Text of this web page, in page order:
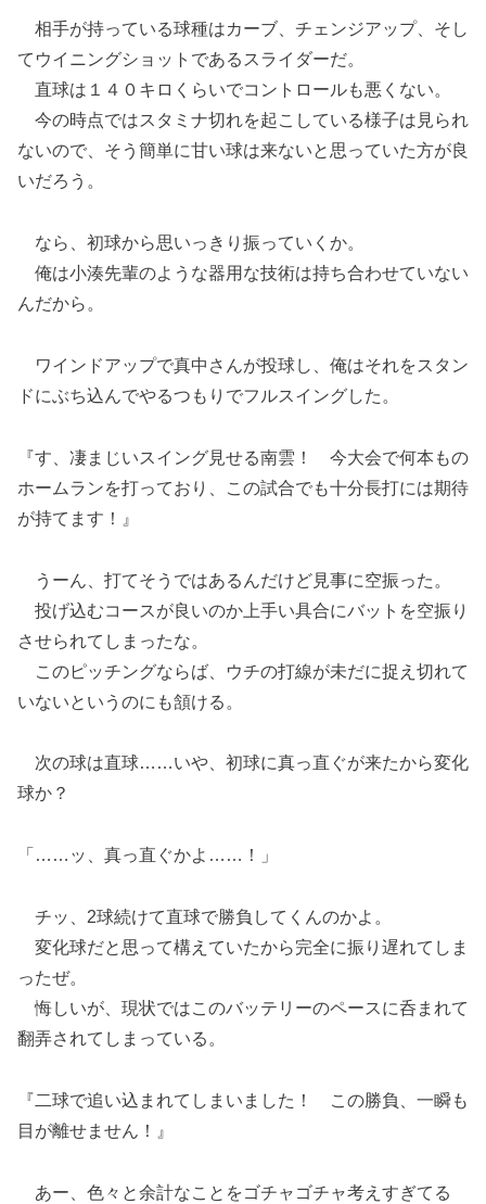
相手が持っている球種はカーブ、チェンジアップ、そし
てウイニングショットであるスライダーだ。
直球は１４０キロくらいでコントロールも悪くない。
今の時点ではスタミナ切れを起こしている様子は見られ
ないので、そう簡単に甘い球は来ないと思っていた方が良
いだろう。
なら、初球から思いっきり振っていくか。
俺は小湊先輩のような器用な技術は持ち合わせていない
んだから。
ワインドアップで真中さんが投球し、俺はそれをスタン
ドにぶち込んでやるつもりでフルスイングした。
『す、凄まじいスイング見せる南雲！ 今大会で何本もの
ホームランを打っており、この試合でも十分長打には期待
が持てます！』
うーん、打てそうではあるんだけど見事に空振った。
投げ込むコースが良いのか上手い具合にバットを空振り
させられてしまったな。
このピッチングならば、ウチの打線が未だに捉え切れて
いないというのにも頷ける。
次の球は直球……いや、初球に真っ直ぐが来たから変化
球か？
「……ッ、真っ直ぐかよ……！」
チッ、2球続けて直球で勝負してくんのかよ。
変化球だと思って構えていたから完全に振り遅れてしま
ったぜ。
悔しいが、現状ではこのバッテリーのペースに呑まれて
翻弄されてしまっている。
『二球で追い込まれてしまいました！ この勝負、一瞬も
目が離せません！』
あー、色々と余計なことをゴチャゴチャ考えすぎてる